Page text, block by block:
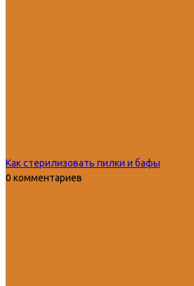
Как стерилизовать пилки и бафы
0 комментариев